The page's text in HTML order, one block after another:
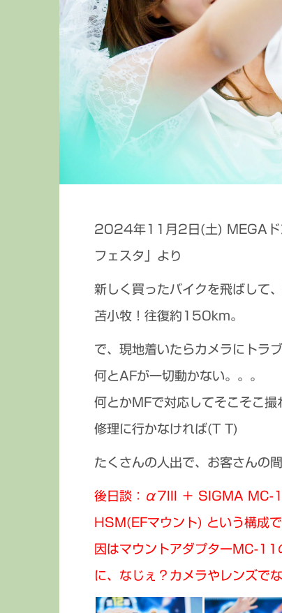
2024年11月2日(土) MEGAド
フェスタ」より
新しく買ったバイクを飛ばして
苫小牧！往復約150km。
で、現地着いたらカメラにトラブ
何とAFが一切動かない。。。
何とかMFで対応してそこそこ撮
修理に行かなければ(T T)
たくさんの人出で、お客さんの
後日談：α7III ＋ SIGMA
HSM(EFマウント) という構成
因はマウントアダプターMC-11
に、なじぇ？カメラやレンズで